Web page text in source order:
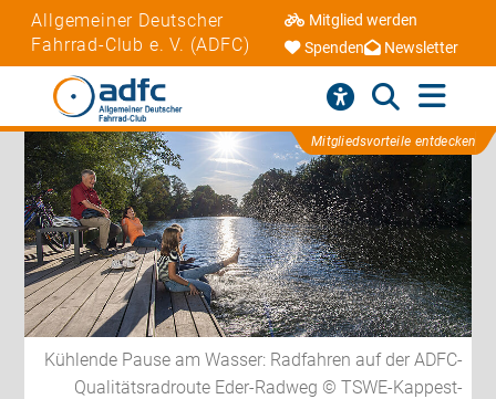
Allgemeiner Deutscher
Fahrrad-Club e. V. (ADFC)
Mitglied werden
Spenden
Newsletter
Mitgliedsvorteile entdecken
Kühlende Pause am Wasser: Radfahren auf der ADFC-
Qualitätsradroute Eder-Radweg © TSWE-Kappest-